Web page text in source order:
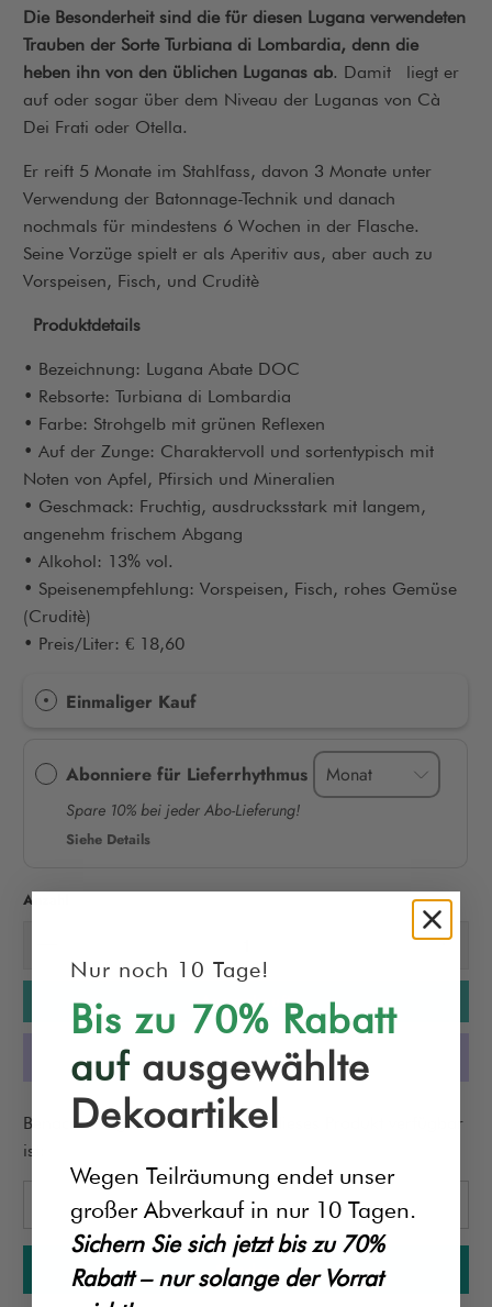
Die Besonderheit sind die für diesen Lugana verwendeten
Trauben der Sorte Turbiana di Lombardia, denn die
heben ihn von den üblichen Luganas ab. Damit liegt er
auf oder sogar über dem Niveau der Luganas von Cà
Dei Frati oder Otella.
Er reift 5 Monate im Stahlfass, davon 3 Monate unter
Verwendung der Batonnage-Technik und danach
nochmals für mindestens 6 Wochen in der Flasche.
Seine Vorzüge spielt er als Aperitiv aus, aber auch zu
Vorspeisen, Fisch, und Cruditè
Produktdetails
• Bezeichnung: Lugana Abate DOC
• Rebsorte: Turbiana di Lombardia
• Farbe: Strohgelb mit grünen Reflexen
• Auf der Zunge: Charaktervoll und sortentypisch mit
Noten von Apfel, Pfirsich und Mineralien
• Geschmack: Fruchtig, ausdrucksstark mit langem,
angenehm frischem Abgang
• Alkohol: 13% vol.
• Speisenempfehlung: Vorspeisen, Fisch, rohes Gemüse
(Cruditè)
• Preis/Liter: € 18,60
Einmaliger Kauf
Abonniere für Lieferrhythmus
Spare 10% bei jeder Abo-Lieferung!
Siehe Details
Anzahl
Ausverkauft
Bitte
benachrichtigen
Benachrichtigen Sie mich, wenn dieses Produkt verfügbar
ist:
Nur noch 10 Tage!
Bis zu 70% Rabatt
auf ausgewählte
Dekoartikel
Wegen Teilräumung endet unser
großer Abverkauf in nur 10 Tagen.
Sichern Sie sich jetzt bis zu 70%
Rabatt – nur solange der Vorrat